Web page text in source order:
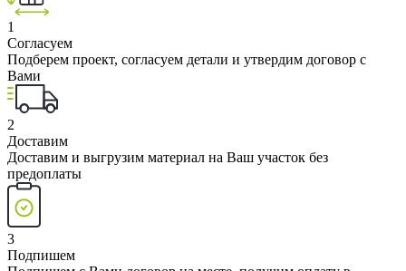
1
Согласуем
Подберем проект, согласуем детали и утвердим договор с
Вами
2
Доставим
Доставим и выгрузим материал на Ваш участок без
предоплаты
3
Подпишем